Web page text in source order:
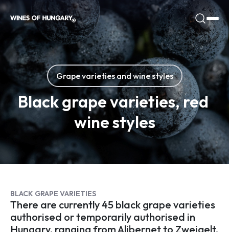
Grape varieties and wine styles
Black grape varieties, red
wine styles
BLACK GRAPE VARIETIES
There are currently 45 black grape varieties
authorised or temporarily authorised in
Hungary, ranging from Alibernet to Zweigelt.